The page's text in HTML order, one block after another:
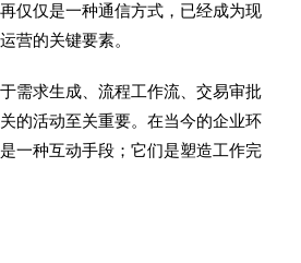
仅仅是一种通信方式，已经成为现
营的关键要素。
需求生成、流程工作流、交易审批
的活动至关重要。在当今的企业环
一种互动手段；它们是塑造工作完